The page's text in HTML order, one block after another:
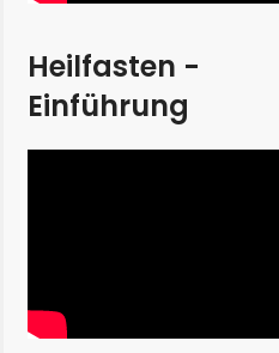
Heilfasten -
Einführung